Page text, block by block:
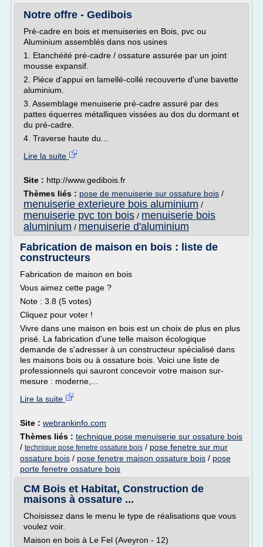
Notre offre - Gedibois
Pré-cadre en bois et menuiseries en Bois, pvc ou
Aluminium assemblés dans nos usines
1. Etanchéité pré-cadre / ossature assurée par un joint
mousse expansif.
2. Pièce d'appui en lamellé-collé recouverte d'une bavette
aluminium.
3. Assemblage menuiserie pré-cadre assuré par des
pattes équerres métalliques vissées au dos du dormant et
du pré-cadre.
4. Traverse haute du...
Lire la suite
Site : http://www.gedibois.fr
Thèmes liés : pose de menuiserie sur ossature bois /
menuiserie exterieure bois aluminium /
menuiserie pvc ton bois / menuiserie bois
aluminium / menuiserie d'aluminium
Fabrication de maison en bois : liste de
constructeurs
Fabrication de maison en bois
Vous aimez cette page ?
Note : 3.8 (5 votes)
Cliquez pour voter !
Vivre dans une maison en bois est un choix de plus en plus
prisé. La fabrication d'une telle maison écologique
demande de s'adresser à un constructeur spécialisé dans
les maisons bois ou à ossature bois. Voici une liste de
professionnels qui sauront concevoir votre maison sur-
mesure : moderne,...
Lire la suite
Site : webrankinfo.com
Thèmes liés : technique pose menuiserie sur ossature bois
/ technique pose fenetre ossature bois / pose fenetre sur mur
ossature bois / pose fenetre maison ossature bois / pose
porte fenetre ossature bois
CM Bois et Habitat, Construction de
maisons à ossature ...
Choisissez dans le menu le type de réalisations que vous
voulez voir.
Maison en bois à Le Fel (Aveyron - 12)